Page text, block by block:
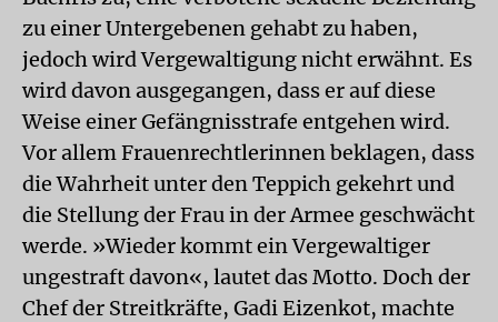
zu einer Untergebenen gehabt zu haben,
jedoch wird Vergewaltigung nicht erwähnt. Es
wird davon ausgegangen, dass er auf diese
Weise einer Gefängnisstrafe entgehen wird.
Vor allem Frauenrechtlerinnen beklagen, dass
die Wahrheit unter den Teppich gekehrt und
die Stellung der Frau in der Armee geschwächt
werde. »Wieder kommt ein Vergewaltiger
ungestraft davon«, lautet das Motto. Doch der
Chef der Streitkräfte, Gadi Eizenkot, machte